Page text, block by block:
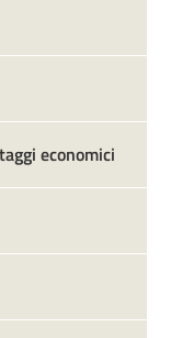
economici